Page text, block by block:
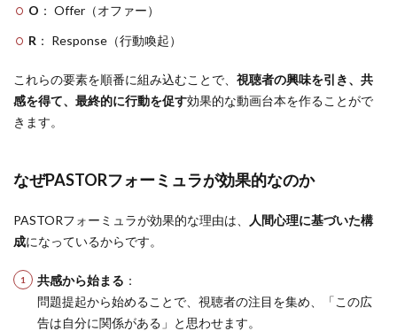
O ： Offer（オファー）
R ： Response（行動喚起）
これらの要素を順番に組み込むことで、 視聴者の興味を引き、共
感を得て、最終的に行動を促す効果的な動画台本を作ることがで
きます。
なぜPASTORフォーミュラが効果的なのか
PASTORフォーミュラが効果的な理由は、
人間心理に基づいた構
成になっているからです。
共感から始まる ：
問題提起から始めることで、視聴者の注目を集め、「この広
告は自分に関係がある」と思わせます。